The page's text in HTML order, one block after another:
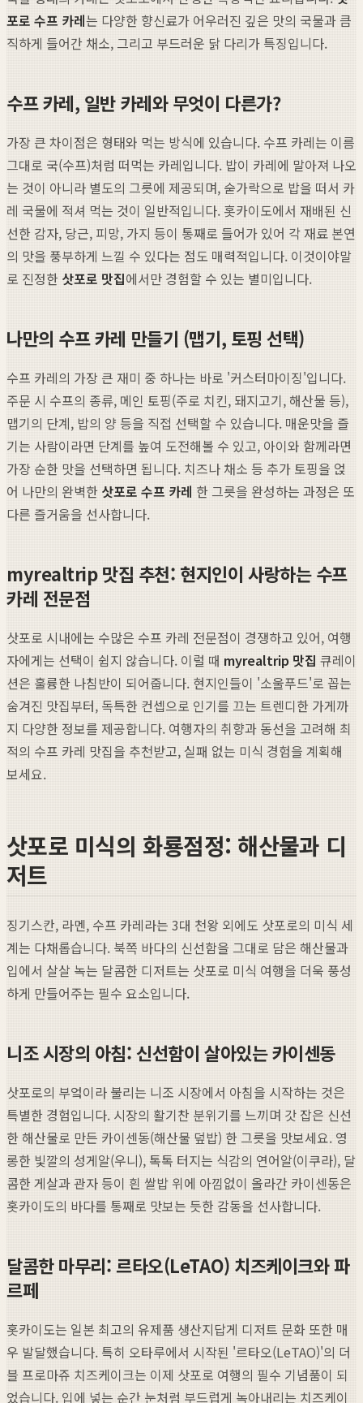
포로 수프 카레는 다양한 향신료가 어우러진 깊은 맛의 국물과 큼
직하게 들어간 채소, 그리고 부드러운 닭 다리가 특징입니다.
수프 카레, 일반 카레와 무엇이 다른가?
가장 큰 차이점은 형태와 먹는 방식에 있습니다. 수프 카레는 이름
그대로 국(수프)처럼 떠먹는 카레입니다. 밥이 카레에 말아져 나오
는 것이 아니라 별도의 그릇에 제공되며, 숟가락으로 밥을 떠서 카
레 국물에 적셔 먹는 것이 일반적입니다. 홋카이도에서 재배된 신
선한 감자, 당근, 피망, 가지 등이 통째로 들어가 있어 각 재료 본연
의 맛을 풍부하게 느낄 수 있다는 점도 매력적입니다. 이것이야말
로 진정한 삿포로 맛집에서만 경험할 수 있는 별미입니다.
나만의 수프 카레 만들기 (맵기, 토핑 선택)
수프 카레의 가장 큰 재미 중 하나는 바로 '커스터마이징'입니다.
주문 시 수프의 종류, 메인 토핑(주로 치킨, 돼지고기, 해산물 등),
맵기의 단계, 밥의 양 등을 직접 선택할 수 있습니다. 매운맛을 즐
기는 사람이라면 단계를 높여 도전해볼 수 있고, 아이와 함께라면
가장 순한 맛을 선택하면 됩니다. 치즈나 채소 등 추가 토핑을 얹
어 나만의 완벽한 삿포로 수프 카레 한 그릇을 완성하는 과정은 또
다른 즐거움을 선사합니다.
myrealtrip 맛집 추천: 현지인이 사랑하는 수프
카레 전문점
삿포로 시내에는 수많은 수프 카레 전문점이 경쟁하고 있어, 여행
자에게는 선택이 쉽지 않습니다. 이럴 때 myrealtrip 맛집 큐레이
션은 훌륭한 나침반이 되어줍니다. 현지인들이 '소울푸드'로 꼽는
숨겨진 맛집부터, 독특한 컨셉으로 인기를 끄는 트렌디한 가게까
지 다양한 정보를 제공합니다. 여행자의 취향과 동선을 고려해 최
적의 수프 카레 맛집을 추천받고, 실패 없는 미식 경험을 계획해
보세요.
삿포로 미식의 화룡점정: 해산물과 디
저트
징기스칸, 라멘, 수프 카레라는 3대 천왕 외에도 삿포로의 미식 세
계는 다채롭습니다. 북쪽 바다의 신선함을 그대로 담은 해산물과
입에서 살살 녹는 달콤한 디저트는 삿포로 미식 여행을 더욱 풍성
하게 만들어주는 필수 요소입니다.
니조 시장의 아침: 신선함이 살아있는 카이센동
삿포로의 부엌이라 불리는 니조 시장에서 아침을 시작하는 것은
특별한 경험입니다. 시장의 활기찬 분위기를 느끼며 갓 잡은 신선
한 해산물로 만든 카이센동(해산물 덮밥) 한 그릇을 맛보세요. 영
롱한 빛깔의 성게알(우니), 톡톡 터지는 식감의 연어알(이쿠라), 달
콤한 게살과 관자 등이 흰 쌀밥 위에 아낌없이 올라간 카이센동은
홋카이도의 바다를 통째로 맛보는 듯한 감동을 선사합니다.
달콤한 마무리: 르타오(LeTAO) 치즈케이크와 파
르페
홋카이도는 일본 최고의 유제품 생산지답게 디저트 문화 또한 매
우 발달했습니다. 특히 오타루에서 시작된 '르타오(LeTAO)'의 더
블 프로마쥬 치즈케이크는 이제 삿포로 여행의 필수 기념품이 되
었습니다. 입에 넣는 순간 눈처럼 부드럽게 녹아내리는 치즈케이